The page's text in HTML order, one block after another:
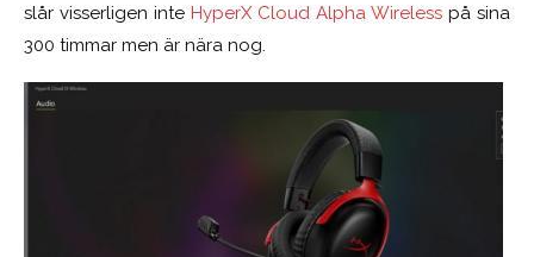
slår visserligen inte HyperX Cloud Alpha Wireless på sina
300 timmar men är nära nog.